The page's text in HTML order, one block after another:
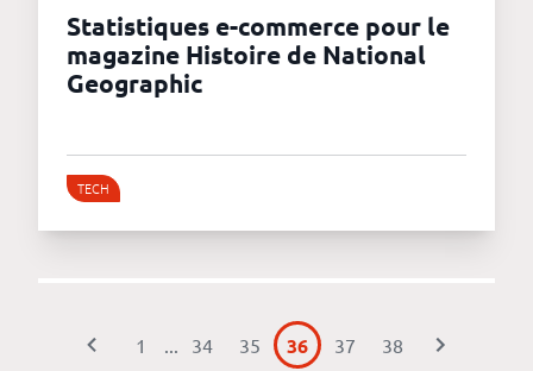
Statistiques e-commerce pour le
magazine Histoire de National
Geographic
TECH
1 34 35 36 37 38